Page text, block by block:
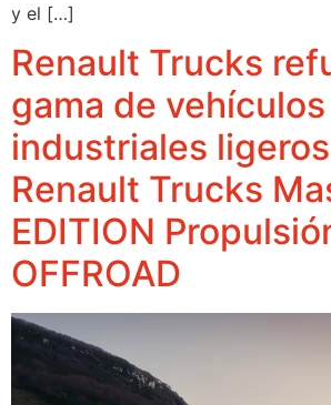
y el […]
Renault Trucks
gama de vehículos
industriales
Renault Trucks
EDITION
OFFROAD